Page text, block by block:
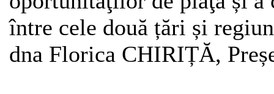
între cele două țări și
dna Florica CHIRIȚĂ,